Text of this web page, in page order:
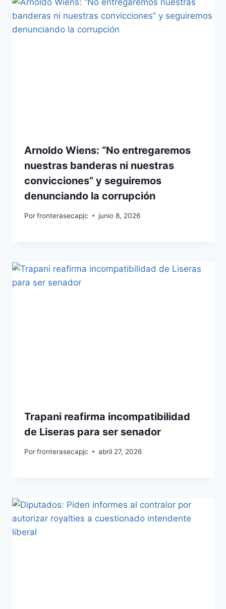
Arnoldo Wiens: “No entregaremos
nuestras banderas ni nuestras
convicciones” y seguiremos
denunciando la corrupción
Porfronterasecapjc junio 8, 2026
Trapani reafirma incompatibilidad
de Liseras para ser senador
Porfronterasecapjc abril 27, 2026